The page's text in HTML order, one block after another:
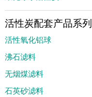
活性炭配套产品系列
活性氧化铝球
沸石滤料
无烟煤滤料
石英砂滤料